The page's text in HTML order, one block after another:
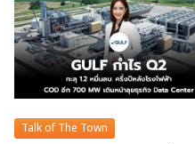
Talk of The Town